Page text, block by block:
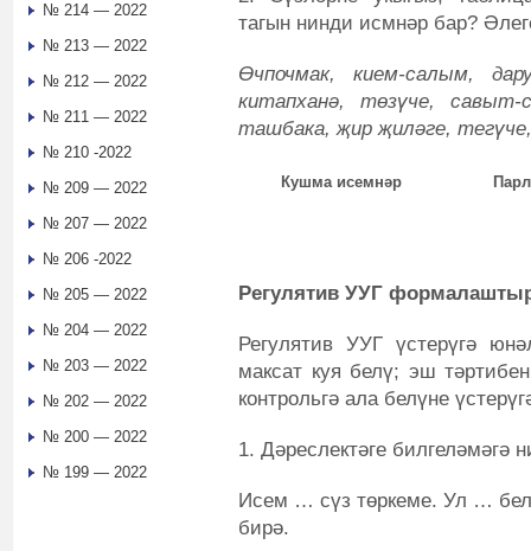
тагын нинди исмнәр бар?
Өчпочмак, кием-салым,
китапханә, төзүче,
ташбака, җир җиләге,
Кушма исемнәр
Регулятив УУГ
Регулятив УУГ үстерүгә
максат куя белү; эш
контрольгә ала белүне
1. Дәреслектәге билгеләмәгә
Исем … сүз төркеме. Ул …
бирә.
№ 214 — 2022
№ 213 — 2022
№ 212 — 2022
№ 211 — 2022
№ 210 -2022
№ 209 — 2022
№ 207 — 2022
№ 206 -2022
№ 205 — 2022
№ 204 — 2022
№ 203 — 2022
№ 202 — 2022
№ 200 — 2022
№ 199 — 2022